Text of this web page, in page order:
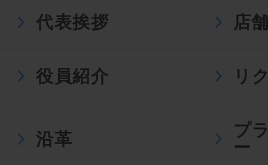
代表挨拶 店
役員紹介 リ
沿革
プ
ー